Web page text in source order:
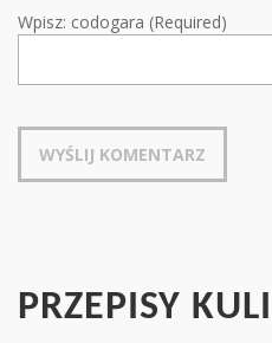
Wpisz: codogara (Required)
PRZEPISY